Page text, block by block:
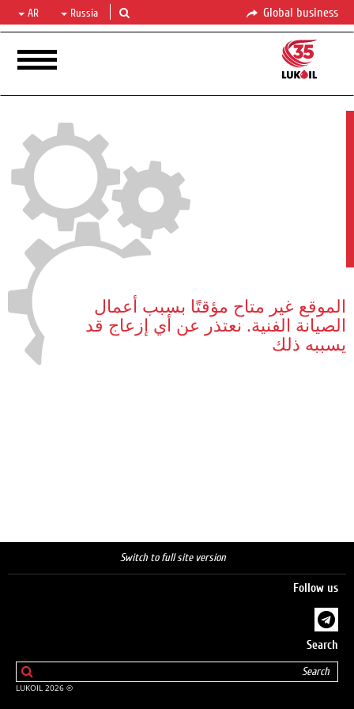
Global business
Russia
AR
الموقع غير متاح مؤقتًا بسبب أعمال
الصيانة الفنية. نعتذر عن أي إزعاج قد
يسببه ذلك
Switch to full site version
Follow us
Search
© 2026 LUKOIL